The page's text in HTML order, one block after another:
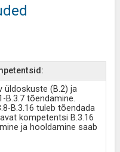
üldoskuste (B.2) ja
B.3.7 tõendamine.
B.3.16 tuleb tõendada
kompetentsi B.3.16
ja hooldamine saab